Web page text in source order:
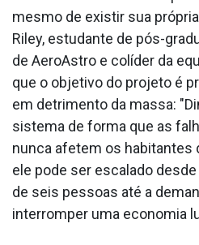
mesmo de existir sua
Riley, estudante de pós-
de AeroAstro e colíder da
que o objetivo do projeto é
em detrimento da massa:
sistema de forma que as
nunca afetem os habitantes
ele pode ser escalado
de seis pessoas até a
interromper uma economia